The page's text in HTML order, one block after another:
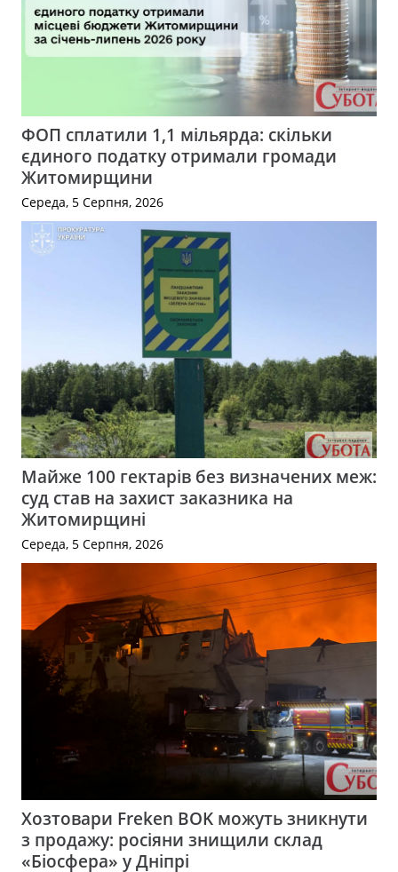
ФОП сплатили 1,1 мільярда: скільки
єдиного податку отримали громади
Житомирщини
Середа, 5 Серпня, 2026
Майже 100 гектарів без визначених меж:
суд став на захист заказника на
Житомирщині
Середа, 5 Серпня, 2026
Хозтовари Freken BOK можуть зникнути
з продажу: росіяни знищили склад
«Біосфера» у Дніпрі